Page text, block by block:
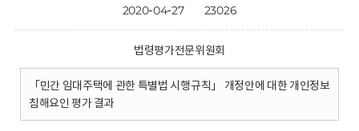
2020-04-27 23026
법령평가전문위원회
「민간 임대주택에 관한 특별법 시행규칙」 개정안에 대한 개인정보
침해요인 평가 결과